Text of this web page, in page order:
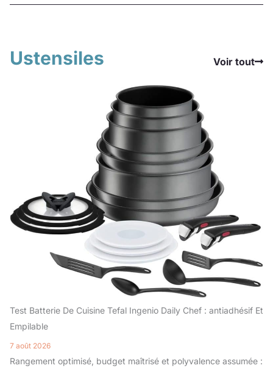
Ustensiles Voir tout
Test Batterie De Cuisine Tefal Ingenio Daily Chef : antiadhésif Et
Empilable
7 août 2026
Rangement optimisé, budget maîtrisé et polyvalence assumée :